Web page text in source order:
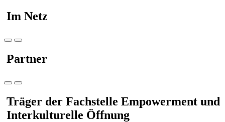
Im Netz
Partner
Träger der Fachstelle Empowerment und
Interkulturelle Öffnung